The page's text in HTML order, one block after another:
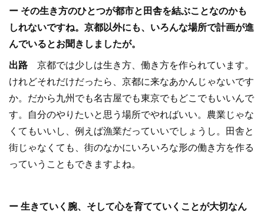
ー その生き方のひとつが都市と田舎を結ぶことなのかも
しれないですね。京都以外にも、いろんな場所で計画が進
んでいるとお聞きしましたが。
出路 京都では少しは生き方、働き方を作られています。
けれどそれだけだったら、京都に来なあかんじゃないです
か。だから九州でも名古屋でも東京でもどこでもいいんで
す。自分のやりたいと思う場所でやればいい。農業じゃな
くてもいいし、例えば漁業だっていいでしょうし。田舎と
街じゃなくても、街のなかにいろいろな形の働き方を作る
っていうこともできますよね。
ー 生きていく腕、そして心を育てていくことが大切なん